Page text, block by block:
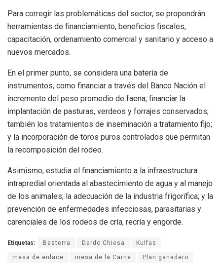
Para corregir las problemáticas del sector, se propondrán
herramientas de financiamiento, beneficios fiscales,
capacitación, ordenamiento comercial y sanitario y acceso a
nuevos mercados.
En el primer punto, se considera una batería de
instrumentos, como financiar a través del Banco Nación el
incremento del peso promedio de faena; financiar la
implantación de pasturas, verdeos y forrajes conservados;
también los tratamientos de inseminación a tratamiento fijo;
y la incorporación de toros puros controlados que permitan
la recomposición del rodeo.
Asimismo, estudia el financiamiento a la infraestructura
intrapredial orientada al abastecimiento de agua y al manejo
de los animales; la adecuación de la industria frigorífica; y la
prevención de enfermedades infecciosas, parasitarias y
carenciales de los rodeos de cría, recría y engorde.
Etiquetas: Basterra Dardo Chiesa Kulfas
mesa de enlace mesa de la Carne Plan ganadero